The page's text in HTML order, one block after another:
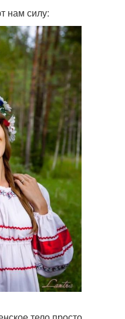
нам силу: